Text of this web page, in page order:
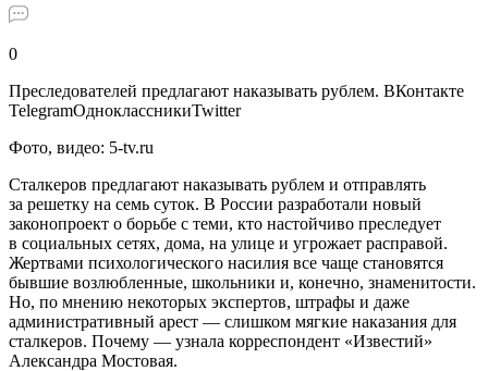
0
Преследователей предлагают наказывать рублем. ВКонтакте
TelegramОдноклассникиTwitter
Фото, видео: 5-tv.ru
Сталкеров предлагают наказывать рублем и отправлять
за решетку на семь суток. В России разработали новый
законопроект о борьбе с теми, кто настойчиво преследует
в социальных сетях, дома, на улице и угрожает расправой.
Жертвами психологического насилия все чаще становятся
бывшие возлюбленные, школьники и, конечно, знаменитости.
Но, по мнению некоторых экспертов, штрафы и даже
административный арест — слишком мягкие наказания для
сталкеров. Почему — узнала корреспондент «Известий»
Александра Мостовая.